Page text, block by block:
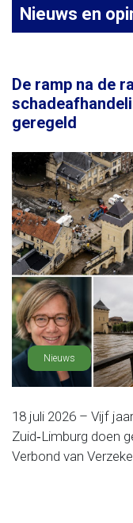
Nieuws en
De ramp na de
geregeld
Nieuws
18 juli 2026 – Vijf
Zuid‑Limburg doen
Verbond van